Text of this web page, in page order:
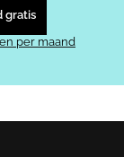
gratis
per maand